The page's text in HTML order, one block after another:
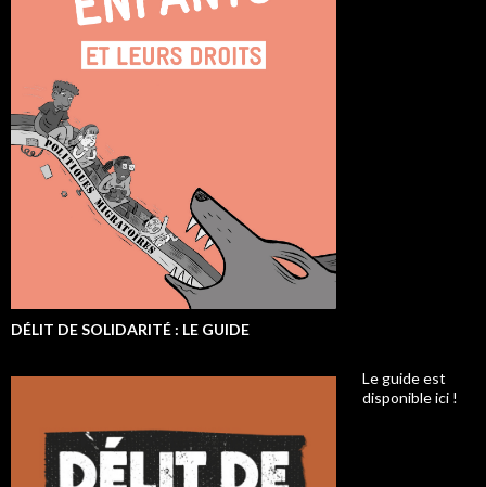
DÉLIT DE SOLIDARITÉ : LE GUIDE
Le guide est
disponible ici !